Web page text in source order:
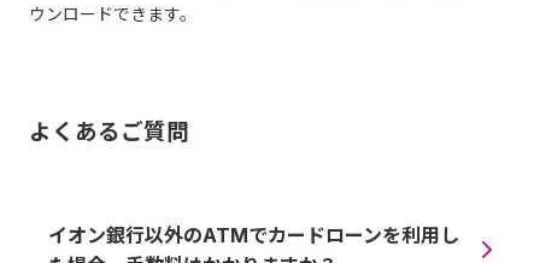
ウンロードできます。
よくあるご質問
イオン銀行以外のATMでカードローンを利用し